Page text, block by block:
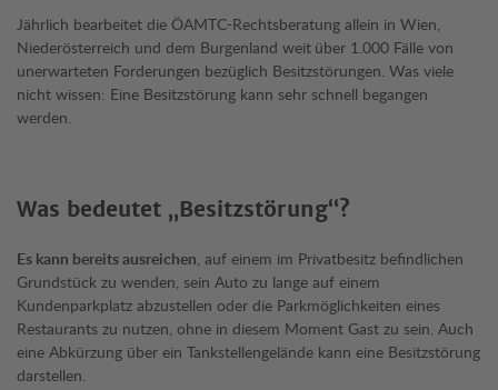
Jährlich bearbeitet die ÖAMTC-Rechtsbe­ratung allein in Wien,
Niederösterreich und dem Burgenland weit über 1.000 Fälle von
unerwarteten Forderungen bezüglich Besitzstörungen. Was viele
nicht wissen: Eine Besitzstörung kann sehr schnell begangen
werden.
Was bedeutet „Besitzstörung“?
Es kann bereits ausreichen, auf einem im Privatbesitz befindlichen
Grundstück zu wenden, sein Auto zu lange auf einem
Kundenparkplatz abzustellen oder die Parkmöglichkeiten eines
Restaurants zu nutzen, ohne in diesem Moment Gast zu sein. Auch
eine Abkürzung über ein Tankstellengelände kann eine Besitzstörung
darstellen.